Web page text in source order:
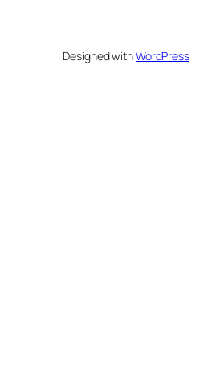
Designed withWordPress